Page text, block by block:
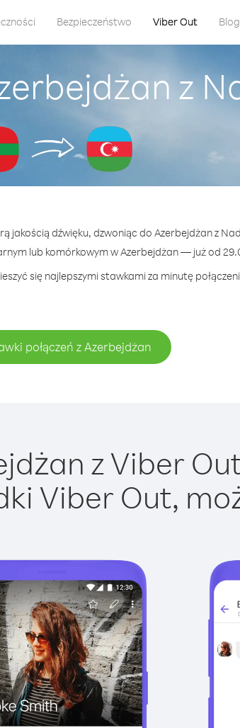
Bezpieczeństwo Viber Out Blog
z
jakością dźwięku, dzwoniąc do Azerbejdżan z
lub komórkowym w Azerbejdżan — już od
się najlepszymi stawkami za minutę
połączeń z Azerbejdżan
z Viber
Viber Out,